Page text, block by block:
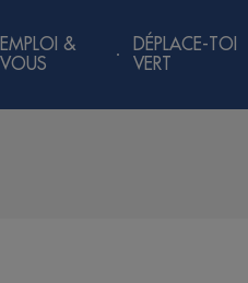
EMPLOI &
VOUS
DÉPLACE-TOI
VERT